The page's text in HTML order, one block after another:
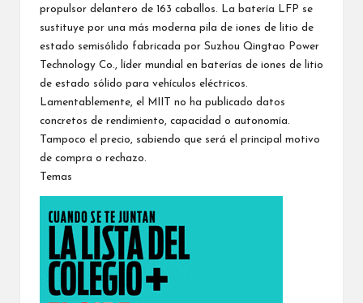
propulsor delantero de 163 caballos. La batería LFP se
sustituye por una más moderna pila de iones de litio de
estado semisólido fabricada por Suzhou Qingtao Power
Technology Co., líder mundial en baterías de iones de litio
de estado sólido para vehículos eléctricos.
Lamentablemente, el MIIT no ha publicado datos
concretos de rendimiento, capacidad o autonomía.
Tampoco el precio, sabiendo que será el principal motivo
de compra o rechazo.
Temas